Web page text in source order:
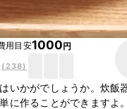
用目安1000円
(238)
いかがでしょうか。炊飯
に作ることができますよ